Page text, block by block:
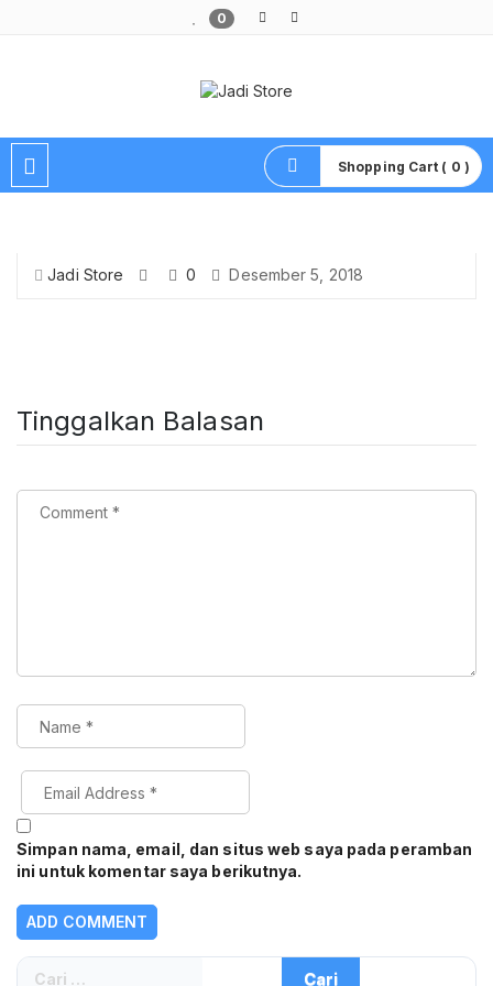
0
Shopping Cart ( 0 )
Jadi Store 0 Desember 5, 2018
Tinggalkan Balasan
Simpan nama, email, dan situs web saya pada peramban
ini untuk komentar saya berikutnya.
Cari